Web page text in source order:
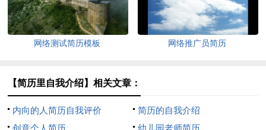
网络测试简历模板 网络推广员简历
【简历里自我介绍】相关文章：
内向的人简历自我评价
简历的自我介绍